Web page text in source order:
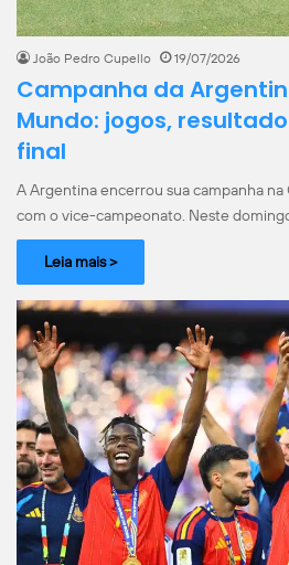
João Pedro Cupello 19/07/2026
Campanha da
Mundo: jogos,
final
A Argentina encerrou sua campanha
com o vice-campeonato. Neste domingo
Leia mais >